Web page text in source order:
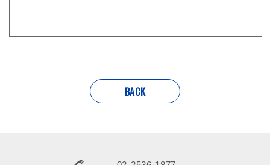
BACK